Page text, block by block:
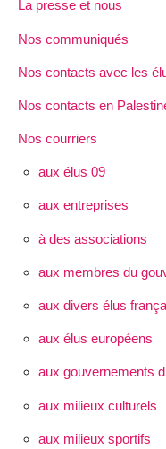
La presse et nous
Nos communiqués
Nos contacts avec les
Nos contacts en
Nos courriers
aux élus 09
aux entreprises
à des associations
aux membres du
aux divers élus
aux élus européens
aux gouvernements
aux milieux culturels
aux milieux sportifs